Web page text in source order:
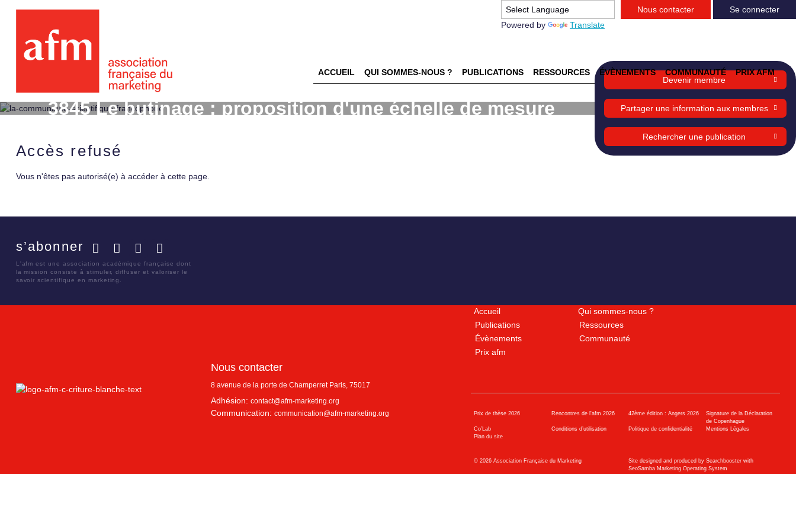
Powered by Translate
Nous contacter Se connecter
ACCUEIL QUI SOMMES-NOUS ? PUBLICATIONS RESSOURCES ÉVÈNEMENTS COMMUNAUTÉ PRIX AFM
3845 Le butinage : proposition d'une échelle de mesure
Devenir membre
Partager une information aux membres
Rechercher une publication
Accès refusé
Vous n'êtes pas autorisé(e) à accéder à cette page.
s’abonner
L'afm est une association académique française dont
la mission consiste à stimuler, diffuser et valoriser le
savoir scientifique en marketing.
Nous contacter
8 avenue de la porte de Champerret Paris, 75017
Adhésion: contact@afm-marketing.org
Communication: communication@afm-marketing.org
Accueil
Qui sommes-nous ?
Publications
Ressources
Évènements
Communauté
Prix afm
Prix de thèse 2026 Rencontres de l'afm 2026 42ème édition : Angers 2026
Signature de la Déclaration
de Copenhague
Co’Lab
Conditions d’utilisation Politique de confidentialité
Mentions Légales
Plan du site
© 2026Association Française du Marketing
Site designed and produced by Searchbooster with
SeoSamba Marketing Operating System